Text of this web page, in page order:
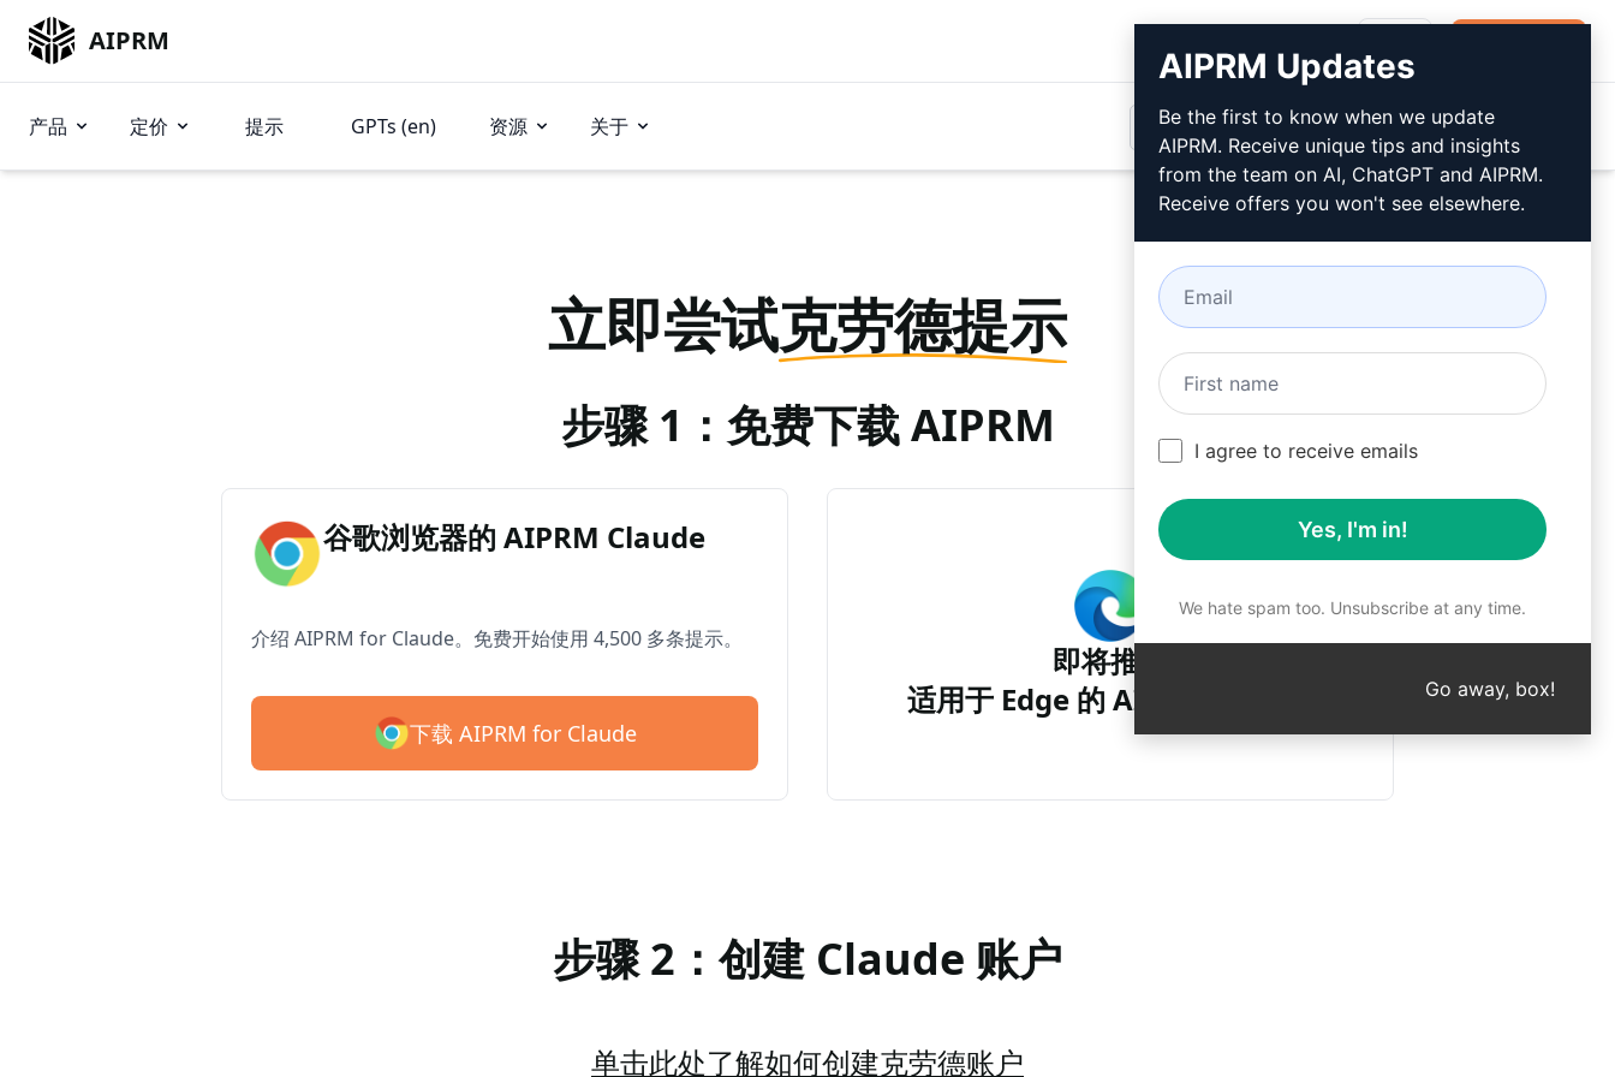
AIPRM
产品 定价 提示 GPTs (en) 资源 关于
立即尝试克劳德提示
步骤 1：免费下载 AIPRM
谷歌浏览器的 AIPRM Claude
介绍 AIPRM for Claude。免费开始使用 4,500 多条提示。
下载 AIPRM for Claude
即将推出
适用于 Edge 的 AIPRM Claude
步骤 2：创建 Claude 账户
单击此处了解如何创建克劳德账户
AIPRM Updates
Be the first to know when we update
AIPRM. Receive unique tips and insights
from the team on AI, ChatGPT and AIPRM.
Receive offers you won't see elsewhere.
I agree to receive emails
Yes, I'm in!
We hate spam too. Unsubscribe at any time.
Go away, box!